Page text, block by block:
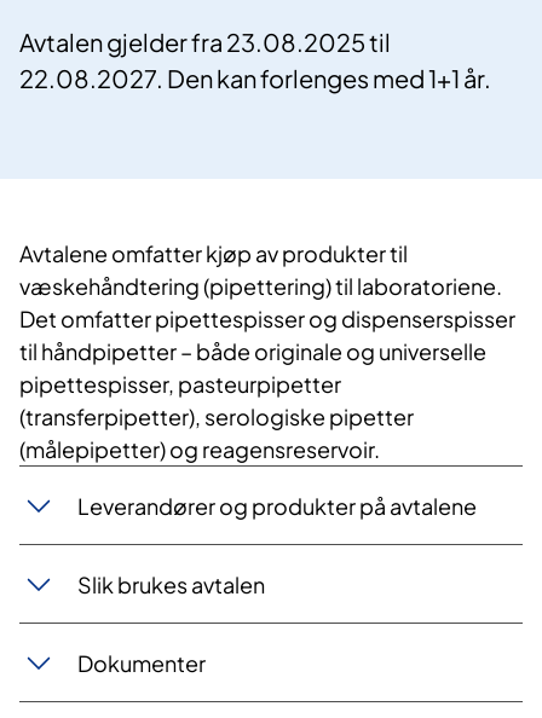
Avtalen gjelder fra 23.08.2025 til
22.08.2027. Den kan forlenges med 1+1 år.
Avtalene omfatter kjøp av produkter til
væskehåndtering (pipettering) til laboratoriene.
Det omfatter pipettespisser og dispenserspisser
til håndpipetter – både originale og universelle
pipettespisser, pasteurpipetter
(transferpipetter), serologiske pipetter
(målepipetter) og reagensreservoir.
Leverandører og produkter på avtalene
Slik brukes avtalen
Dokumenter